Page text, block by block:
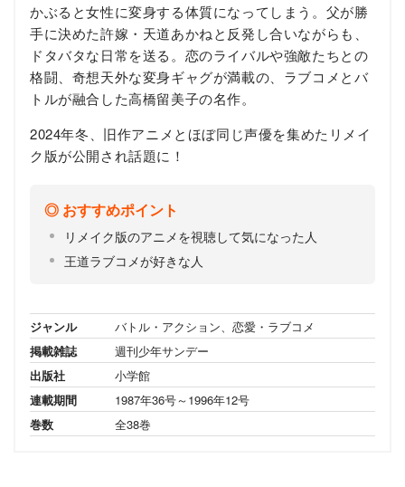
かぶると女性に変身する体質になってしまう。父が勝
手に決めた許嫁・天道あかねと反発し合いながらも、
ドタバタな日常を送る。恋のライバルや強敵たちとの
格闘、奇想天外な変身ギャグが満載の、ラブコメとバ
トルが融合した高橋留美子の名作。
2024年冬、旧作アニメとほぼ同じ声優を集めたリメイ
ク版が公開され話題に！
おすすめポイント
リメイク版のアニメを視聴して気になった人
王道ラブコメが好きな人
ジャンル
バトル・アクション、恋愛・ラブコメ
掲載雑誌
週刊少年サンデー
出版社
小学館
連載期間
1987年36号～1996年12号
巻数
全38巻